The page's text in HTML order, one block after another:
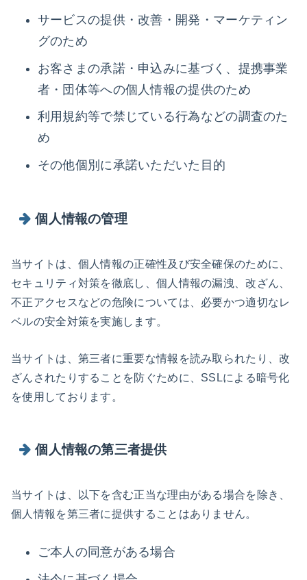
サービスの提供・改善・開発・マーケティン
グのため
お客さまの承諾・申込みに基づく、提携事業
者・団体等への個人情報の提供のため
利用規約等で禁じている行為などの調査のた
め
その他個別に承諾いただいた目的
個人情報の管理
当サイトは、個人情報の正確性及び安全確保のために、
セキュリティ対策を徹底し、個人情報の漏洩、改ざん、
不正アクセスなどの危険については、必要かつ適切なレ
ベルの安全対策を実施します。
当サイトは、第三者に重要な情報を読み取られたり、改
ざんされたりすることを防ぐために、SSLによる暗号化
を使用しております。
個人情報の第三者提供
当サイトは、以下を含む正当な理由がある場合を除き、
個人情報を第三者に提供することはありません。
ご本人の同意がある場合